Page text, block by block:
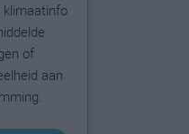
klimaatinfo
of
aan